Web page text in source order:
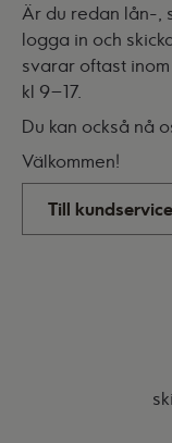
Är du redan lån-,
logga in och
svarar oftast
kl 9–17.
Du kan också nå
Välkommen!
Till kundservice